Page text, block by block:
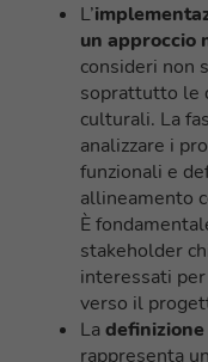
L’
un approccio
consideri non
soprattutto le
culturali. La
analizzare i
funzionali e
allineamento
È
stakeholder
interessati
verso il
La
rappresenta